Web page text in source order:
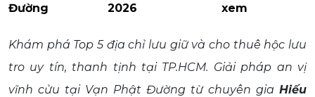
Đường
2026
xem
Khám phá Top 5 địa chỉ lưu giữ và cho thuê hộc lưu
tro uy tín, thanh tịnh tại TP.HCM. Giải pháp an vị
vĩnh cửu tại Vạn Phật Đường từ chuyên gia Hiếu